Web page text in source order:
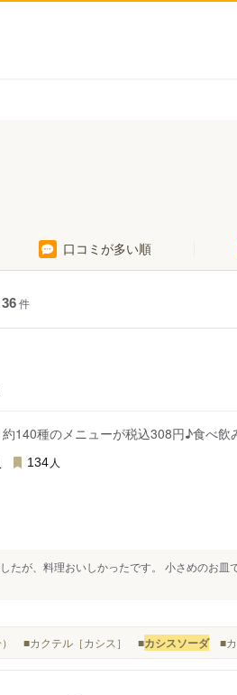
口コミが多い順
36件
140種のメニューが税込308円♪食べ
134 人
たが、料理おいしかったです。 小さめのお皿
） ■カクテル［カシス］ ■カシスソーダ■カ